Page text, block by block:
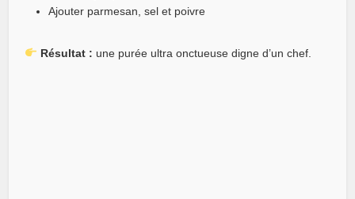
Ajouter parmesan, sel et poivre
Résultat : une purée ultra onctueuse digne d’un chef.